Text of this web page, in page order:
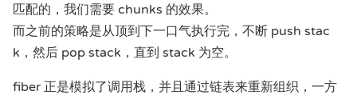
匹配的，我们需要 chunks 的效果。
而之前的策略是从顶到下一口气执行完，不断 push stac
k，然后 pop stack，直到 stack 为空。
fiber 正是模拟了调用栈，并且通过链表来重新组织，一方